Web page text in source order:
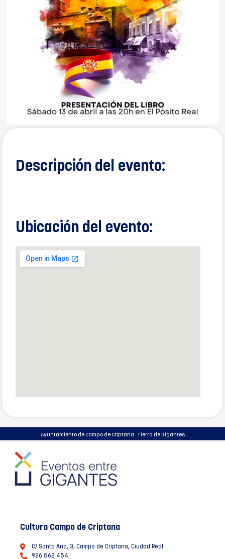
Descripción del evento:
Ubicación del evento:
Ayuntamiento de Campo de Criptana · Tierra de Gigantes
Cultura Campo de Criptana
C/ Santa Ana, 3, Campo de Criptana, Ciudad Real
926 562 454